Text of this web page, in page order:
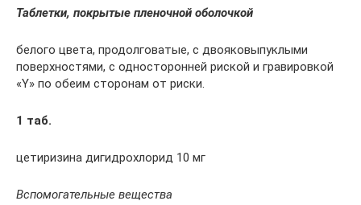
Таблетки, покрытые пленочной оболочкой
белого цвета, продолговатые, с двояковыпуклыми
поверхностями, с односторонней риской и гравировкой
«Y» по обеим сторонам от риски.
1 таб.
цетиризина дигидрохлорид 10 мг
Вспомогательные вещества